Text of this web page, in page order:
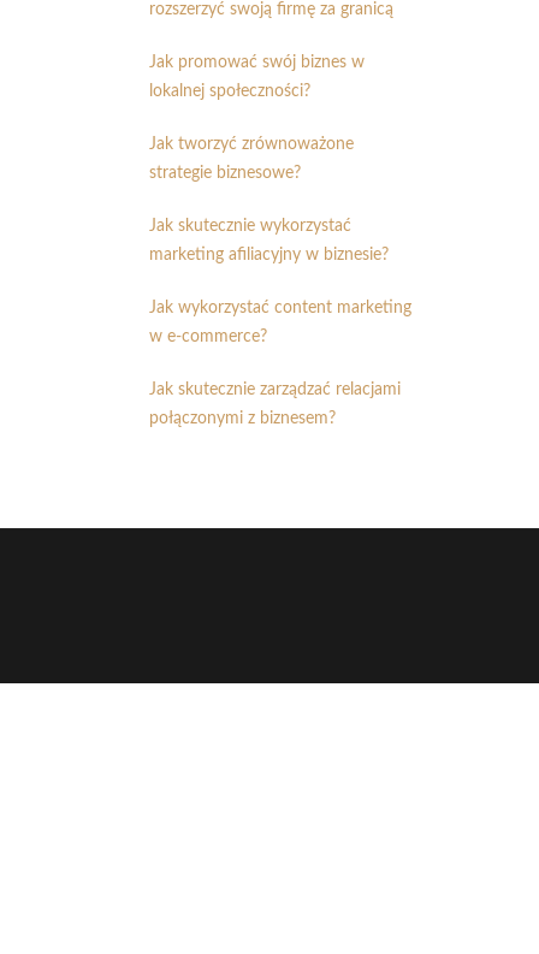
rozszerzyć swoją firmę za granicą
Jak promować swój biznes w
lokalnej społeczności?
Jak tworzyć zrównoważone
strategie biznesowe?
Jak skutecznie wykorzystać
marketing afiliacyjny w biznesie?
Jak wykorzystać content marketing
w e-commerce?
Jak skutecznie zarządzać relacjami
połączonymi z biznesem?